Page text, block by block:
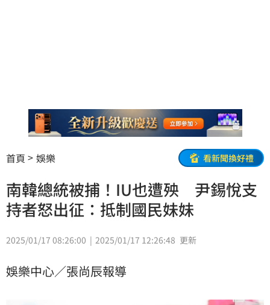
首頁 娛樂 看新聞換好禮
南韓總統被捕！IU也遭殃 尹錫悅支
持者怒出征：抵制國民妹妹
2025/01/17 08:26:00 2025/01/17 12:26:48 更新
娛樂中心／張尚辰報導